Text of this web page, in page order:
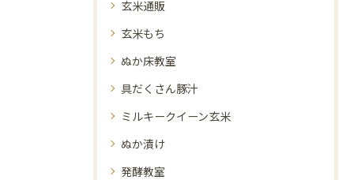
玄米通販
玄米もち
ぬか床教室
具だくさん豚汁
ミルキークイーン玄米
ぬか漬け
発酵教室